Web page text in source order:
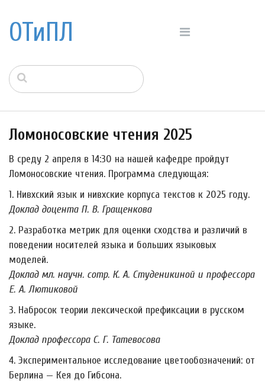
ОТиПЛ
Ломоносовские чтения 2025
В среду 2 апреля в 14:30 на нашей кафедре пройдут
Ломоносовские чтения. Программа следующая:
1. Нивхский язык и нивхские корпуса текстов к 2025 году.
Доклад доцента П. В. Гращенкова
2. Разработка метрик для оценки сходства и различий в
поведении носителей языка и больших языковых
моделей.
Доклад мл. научн. сотр. К. А. Студеникиной и профессора
Е. А. Лютиковой
3. Набросок теории лексической префиксации в русском
языке.
Доклад профессора С. Г. Татевосова
4. Экспериментальное исследование цветообозначений: от
Берлина — Кея до Гибсона.